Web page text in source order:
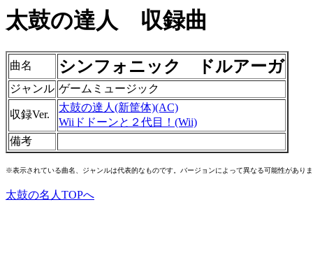
太鼓の達人 収録曲
曲名 シンフォニック ドルアーガ
ジャンル ゲームミュージック
収録Ver.
太鼓の達人(新筐体)(AC)
Wiiドドーンと２代目！(Wii)
備考
※表示されている曲名、ジャンルは代表的なものです。バージョンによって異なる可能性があり
太鼓の名人TOPへ